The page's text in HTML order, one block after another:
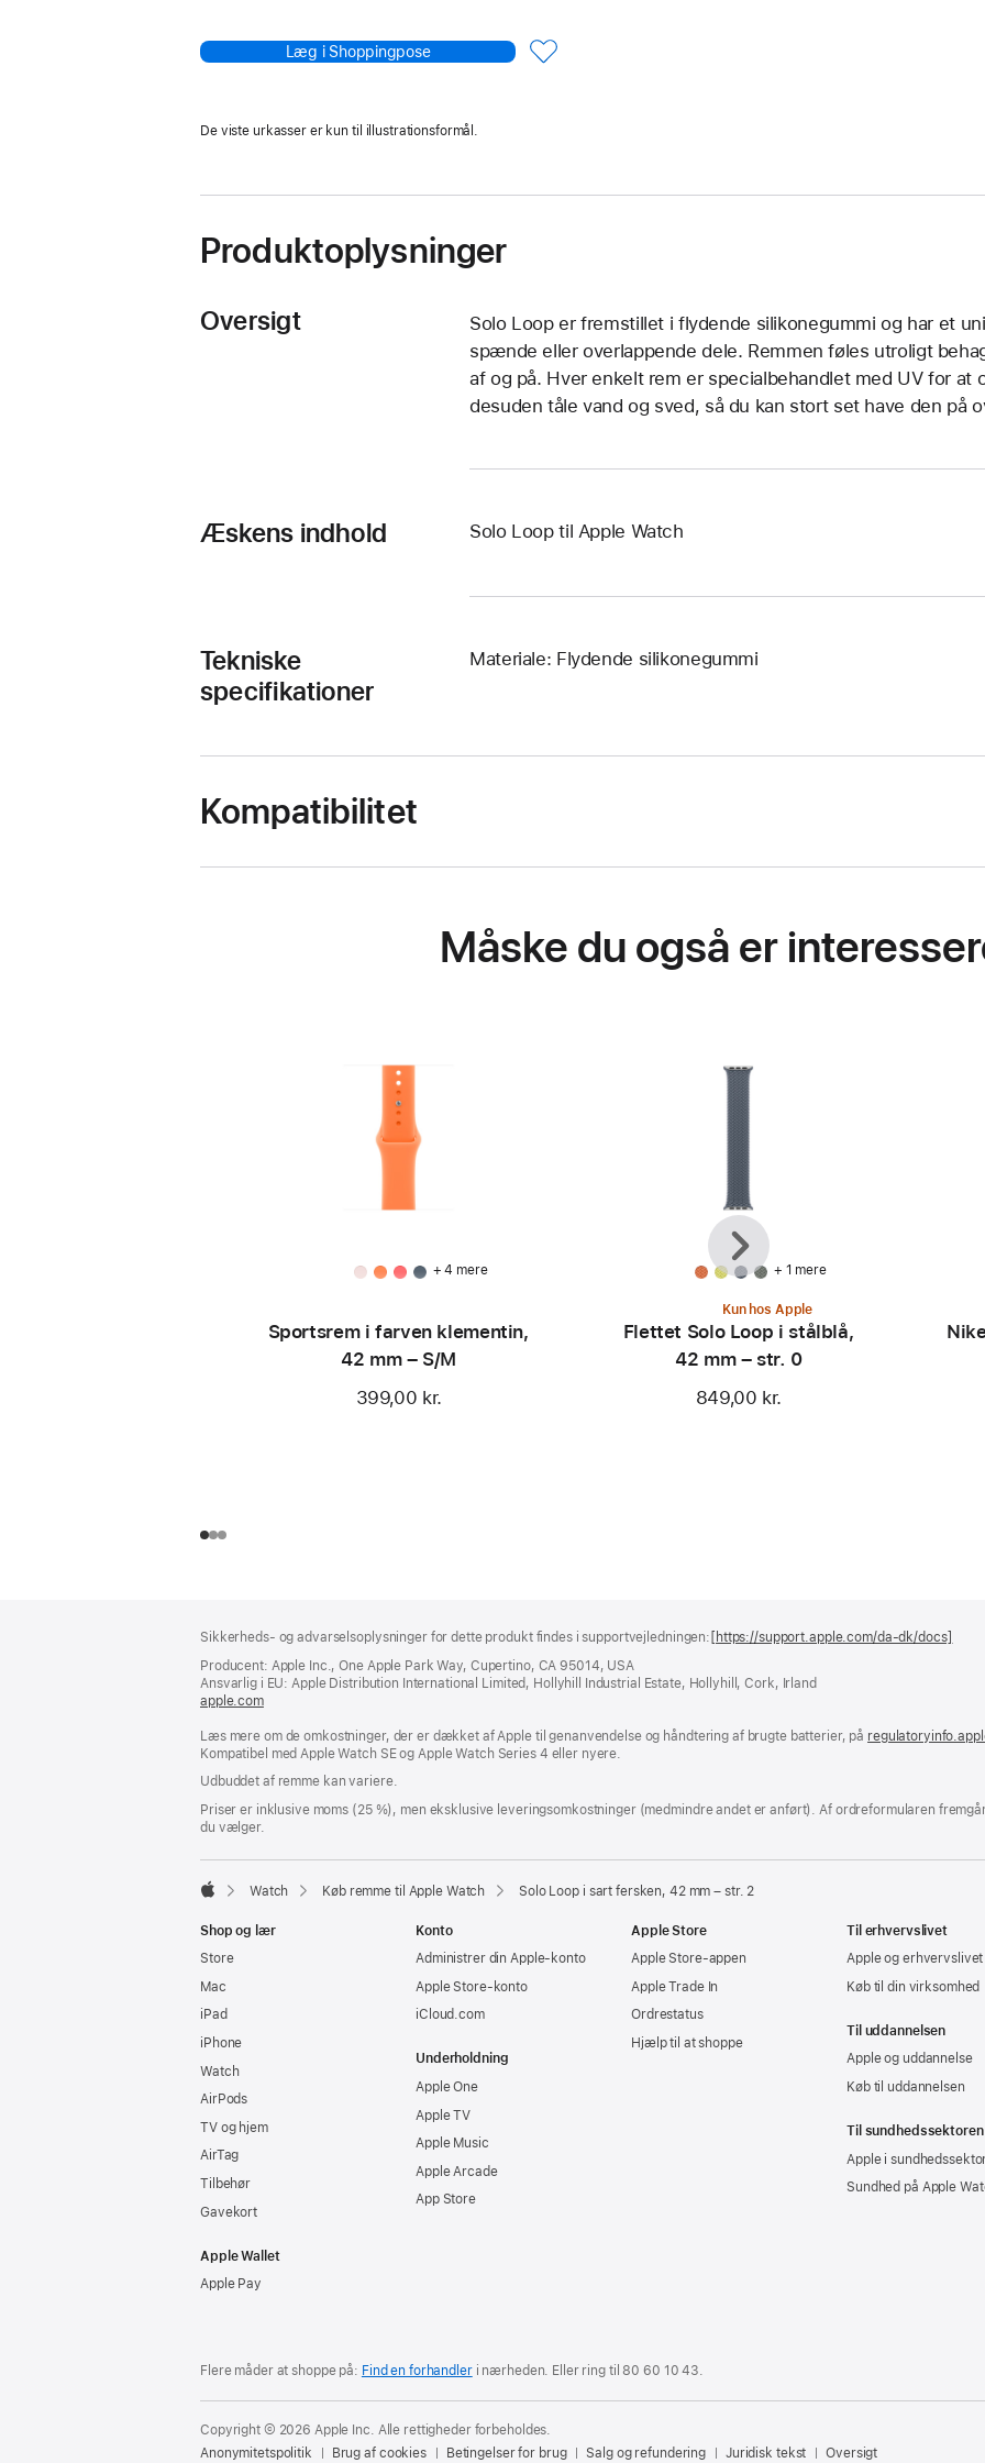
Læg i Shoppingpose
De viste urkasser er kun til illustrationsformål.
Produktoplysninger
Oversigt
Solo Loop er fremstillet i flydende silikonegummi og har et
spænde eller overlappende dele. Remmen føles utroligt
af og på. Hver enkelt rem er specialbehandlet med UV for at
desuden tåle vand og sved, så du kan stort set have den på
Æskens indhold Solo Loop til Apple Watch
Tekniske
specifikationer
Materiale: Flydende silikonegummi
Kompatibilitet
Måske du også er
+ 4 mere
Sportsrem i farven klementin,
42 mm – S/M
399,00 kr.
+ 1 mere
Kun hos Apple
Flettet Solo Loop i stålblå,
42 mm – str. 0
849,00 kr.
Forrige
Næste
Sikkerheds- og advarselsoplysninger for dette produkt findes i supportvejledningen: [https://support.apple.com/da-dk/docs]
Producent: Apple Inc., One Apple Park Way, Cupertino, CA 95014, USA
Ansvarlig i EU: Apple Distribution International Limited, Hollyhill Industrial Estate, Hollyhill, Cork, Irland
apple.com(åbner
et
nyt
vindue)
Læs mere om de omkostninger, der er dækket af Apple til genanvendelse og håndtering af brugte batterier, på
Kompatibel med Apple Watch SE og Apple Watch Series 4 eller nyere.
Udbuddet af remme kan variere.
Priser er inklusive moms (25 %), men eksklusive leveringsomkostninger (medmindre andet er anført). Af ordreformularen
du vælger.
Watch Køb remme til Apple Watch Solo Loop i sart fersken, 42 mm – str. 2
Shop og lær
Store
Mac
iPad
iPhone
Watch
AirPods
TV og hjem
AirTag
Tilbehør
Gavekort
Apple Wallet
Apple Pay
Konto
Administrer din Apple-konto
Apple Store-konto
iCloud.com
Underholdning
Apple One
Apple TV
Apple Music
Apple Arcade
App Store
Apple Store
Apple Store-appen
Apple Trade In
Ordrestatus
Hjælp til at shoppe
Til erhvervslivet
Apple og erhvervslivet
Køb til din virksomhed
Til uddannelsen
Apple og uddannelse
Køb til uddannelsen
Til sundhedssektoren
Apple i
Sundhed på Apple
Flere måder at shoppe på: Find en forhandleri nærheden. Eller ring til80 60 10 43
Copyright © 2026 Apple Inc. Alle rettigheder forbeholdes.
Anonymitetspolitik
Brug af cookies Betingelser for brug Salg og refundering Juridisk tekst Oversigt